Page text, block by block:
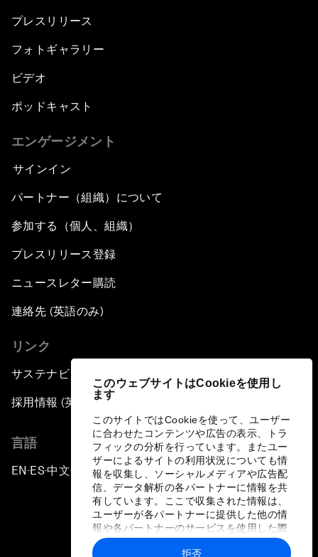
このウェブサイトはCookieを使用し
ます
このサイトではCookieを使って、ユーザー
に合わせたコンテンツや広告の表示、トラ
フィックの分析を行っています。またユー
ザーによるサイトの利用状況についても情
報を収集し、ソーシャルメディアや広告配
信、データ解析の各パートナーに情報を共
有しています。ここで収集された情報は、
ユーザーが各パートナーに提供した他の情
報や各パートナーのサービスを使用した際
に収集された情報と組み合わされ、各パー
拒否
プレスリリース
フォトギャラリー
ビデオ
ポッドキャスト
エンゲージメント
サインイン
パートナー（組織）について
参加する（個人、組織）
プレスリリース登録
ニュースレター購読
連絡先 (英語のみ)
リンク
サステナビリティへの取り組み
採用情報 (英語のみ)
言語
EN ▪ES▪中文▪ 日本語